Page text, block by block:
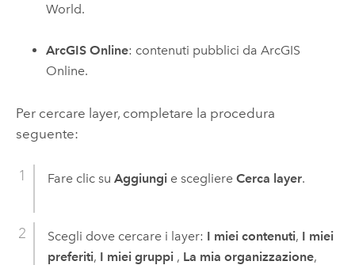
World.
ArcGIS Online: contenuti pubblici daArcGIS
Online.
Per cercare layer, completare la procedura
seguente:
Fare clic su Aggiungie scegliere Cerca layer.
Scegli dove cercare i layer: I miei contenuti, I miei
preferiti, I miei gruppi , La mia organizzazione,